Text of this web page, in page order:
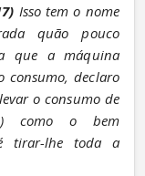
Isso tem o nome
quão pouco
que a máquina
declaro
o consumo de
como o bem
tirar-lhe toda a